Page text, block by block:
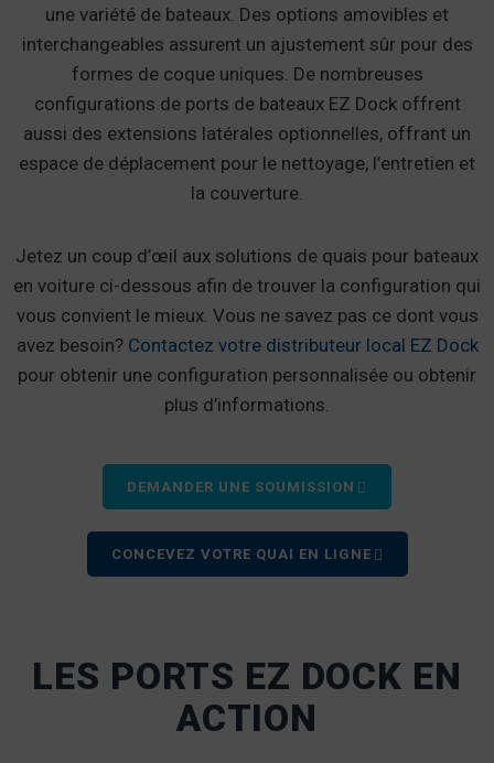
une variété de bateaux. Des options amovibles et
interchangeables assurent un ajustement sûr pour des
formes de coque uniques. De nombreuses
configurations de ports de bateaux EZ Dock offrent
aussi des extensions latérales optionnelles, offrant un
espace de déplacement pour le nettoyage, l’entretien et
la couverture.
Jetez un coup d’œil aux solutions de quais pour bateaux
en voiture ci-dessous afin de trouver la configuration qui
vous convient le mieux. Vous ne savez pas ce dont vous
avez besoin? Contactez votre distributeur local EZ Dock
pour obtenir une configuration personnalisée ou obtenir
plus d’informations.
DEMANDER UNE SOUMISSION
CONCEVEZ VOTRE QUAI EN LIGNE
LES PORTS EZ DOCK EN
ACTION